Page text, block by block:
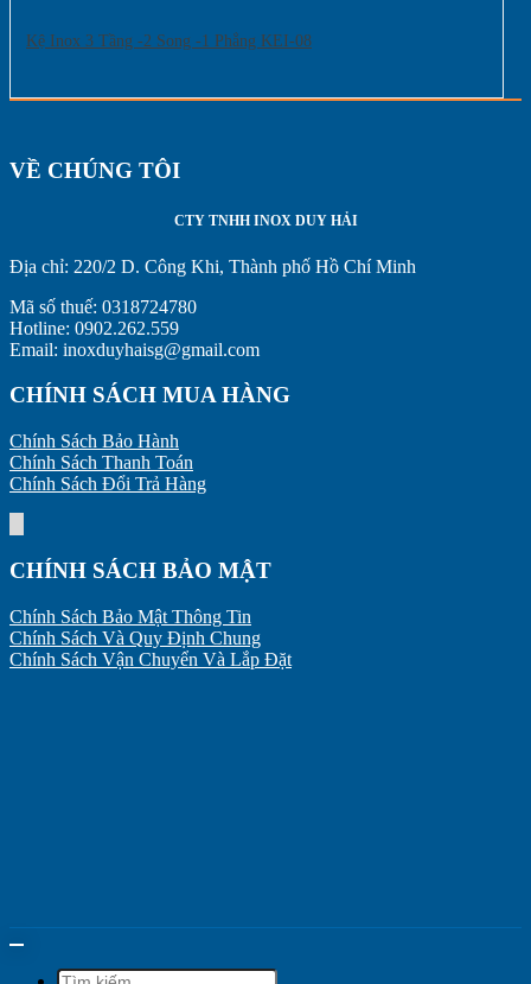
Kệ Inox 3 Tầng -2 Song -1 Phẳng KEI-08
VỀ CHÚNG TÔI
CTY TNHH INOX DUY HẢI
Địa chỉ: 220/2 D. Công Khi, Thành phố Hồ Chí Minh
Mã số thuế: 0318724780
Hotline: 0902.262.559
Email: inoxduyhaisg@gmail.com
CHÍNH SÁCH MUA HÀNG
Chính Sách Bảo Hành
Chính Sách Thanh Toán
Chính Sách Đổi Trả Hàng
CHÍNH SÁCH BẢO MẬT
Chính Sách Bảo Mật Thông Tin
Chính Sách Và Quy Định Chung
Chính Sách Vận Chuyển Và Lắp Đặt
Tìm